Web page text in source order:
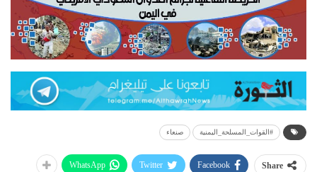
#القوات_المسلحة_اليمنية صنعاء
Share
Facebook
Twitter
WhatsApp